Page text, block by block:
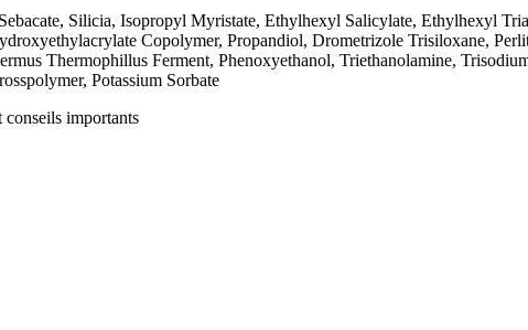
Silicia, Isopropyl Myristate, Ethylhexyl Salicylate, Ethylhexyl
Copolymer, Propandiol, Drometrizole Trisiloxane,
Thermophillus Ferment, Phenoxyethanol, Triethanolamine,
Potassium Sorbate
importants